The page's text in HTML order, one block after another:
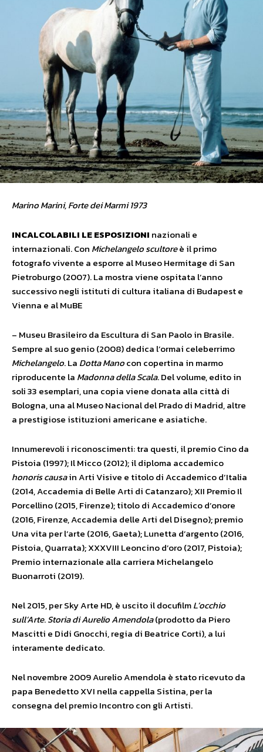
Marino Marini, Forte dei Marmi 1973
INCALCOLABILI LEESPOSIZIONI nazionali e
internazionali. Con Michelangelo scultoreè il primo
fotografo vivente a esporre al Museo Hermitage di San
Pietroburgo (2007). La mostra viene ospitata l’anno
successivo negli istituti di cultura italiana di Budapest e
Vienna e al MuBE
– Museu Brasileiro da Escultura di San Paolo in Brasile.
Sempre al suo genio (2008) dedica l’ormai celeberrimo
Michelangelo. La Dotta Manocon copertina in marmo
riproducente la Madonna della Scala. Del volume, edito in
soli 33 esemplari, una copia viene donata alla città di
Bologna, una al Museo Nacional del Prado di Madrid, altre
a prestigiose istituzioni americane e asiatiche.
Innumerevoli i riconoscimenti: tra questi, il premio Cino da
Pistoia (1997); Il Micco (2012); il diploma accademico
honoris causain Arti Visive e titolo di Accademico d’Italia
(2014, Accademia di Belle Arti di Catanzaro); XII Premio Il
Porcellino (2015, Firenze); titolo di Accademico d’onore
(2016, Firenze, Accademia delle Arti del Disegno); premio
Una vita per l’arte (2016, Gaeta); Lunetta d’argento (2016,
Pistoia, Quarrata); XXXVIII Leoncino d’oro (2017, Pistoia);
Premio internazionale alla carriera Michelangelo
Buonarroti (2019).
Nel 2015, per Sky Arte HD, è uscito il docufilmL’occhio
sull’Arte.Storia di Aurelio Amendola(prodotto da Piero
Mascitti e Didi Gnocchi, regia di Beatrice Corti), a lui
interamente dedicato.
Nel novembre 2009 Aurelio Amendola è stato ricevuto da
papa Benedetto XVI nella cappella Sistina, per la
consegna del premio Incontro con gli Artisti.